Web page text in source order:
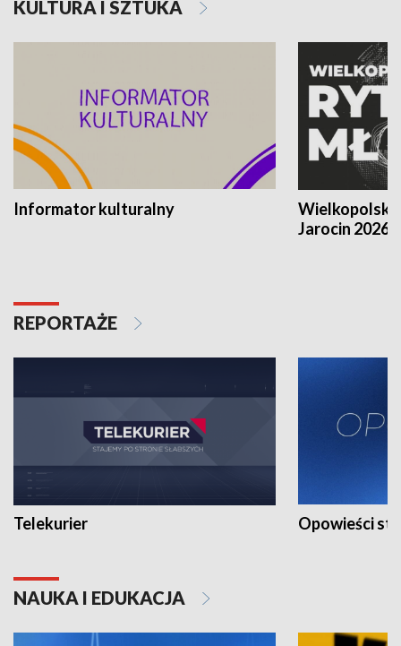
KULTURA I SZTUKA
Informator kulturalny
Jarocin 2026
REPORTAŻE
Telekurier Opowieści
NAUKA I EDUKACJA